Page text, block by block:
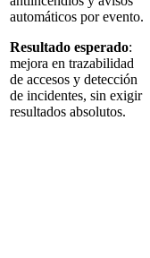
automáticos por evento.
Resultado esperado:
mejora en trazabilidad
de accesos y detección
de incidentes, sin exigir
resultados absolutos.